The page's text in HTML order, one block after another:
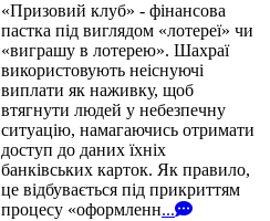
«Призовий клуб» - фінансова
пастка під виглядом «лотереї» чи
«виграшу в лотерею». Шахраї
використовують неіснуючі
виплати як наживку, щоб
втягнути людей у небезпечну
ситуацію, намагаючись отримати
доступ до даних їхніх
банківських карток. Як правило,
це відбувається під прикриттям
процесу «оформленн...